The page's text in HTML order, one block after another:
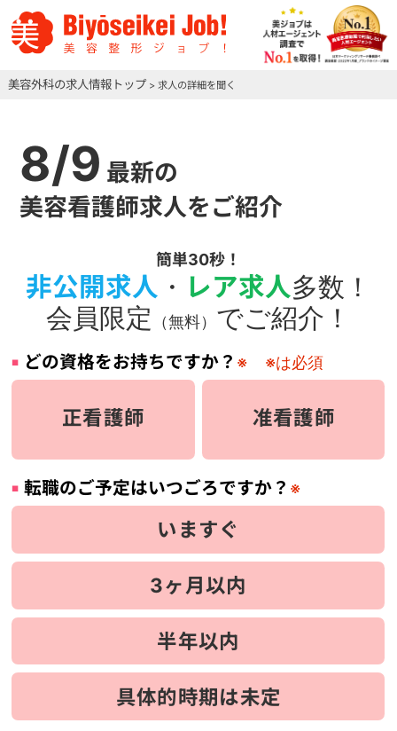
美容外科の求人情報トップ > 求人の詳細を聞く
8/9 最新の
美容看護師求人をご紹介
簡単30秒！
非公開求人 ・ レア求人多数！
会員限定
（無料） でご紹介！
どの資格をお持ちですか？ ※ ※は必須
正看護師 准看護師
転職のご予定はいつごろですか？ ※
いますぐ
3ヶ月以内
半年以内
具体的時期は未定